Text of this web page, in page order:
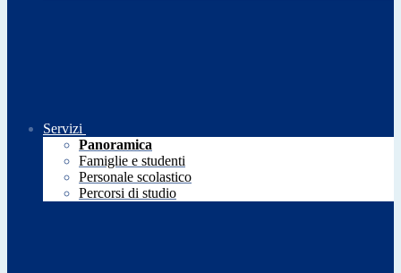
Servizi
Panoramica
Famiglie e studenti
Personale scolastico
Percorsi di studio